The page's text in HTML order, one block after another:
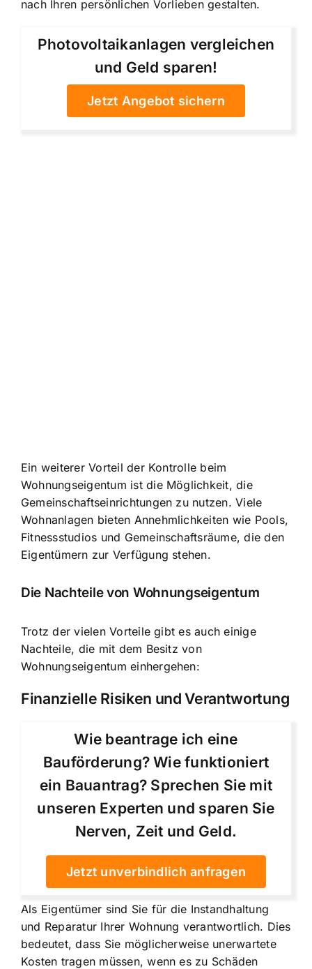
nach Ihren persönlichen Vorlieben gestalten.
Photovoltaikanlagen vergleichen
und Geld sparen!
Jetzt Angebot sichern
Ein weiterer Vorteil der Kontrolle beim
Wohnungseigentum ist die Möglichkeit, die
Gemeinschaftseinrichtungen zu nutzen. Viele
Wohnanlagen bieten Annehmlichkeiten wie Pools,
Fitnessstudios und Gemeinschaftsräume, die den
Eigentümern zur Verfügung stehen.
Die Nachteile von Wohnungseigentum
Trotz der vielen Vorteile gibt es auch einige
Nachteile, die mit dem Besitz von
Wohnungseigentum einhergehen:
Finanzielle Risiken und Verantwortung
Wie beantrage ich eine
Bauförderung? Wie funktioniert
ein Bauantrag? Sprechen Sie mit
unseren Experten und sparen Sie
Nerven, Zeit und Geld.
Jetzt unverbindlich anfragen
Als Eigentümer sind Sie für die Instandhaltung
und Reparatur Ihrer Wohnung verantwortlich. Dies
bedeutet, dass Sie möglicherweise unerwartete
Kosten tragen müssen, wenn es zu Schäden